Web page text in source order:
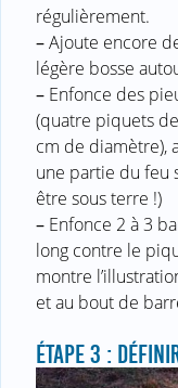
régulièrement.
–Ajoute encore
légère bosse
– Enfonce des
(quatre piquets
cm de diamètre),
une partie du feu
être sous terre !)
– Enfonce 2 à 3
long contre le
montre
et au bout de
ÉTAPE 3 :